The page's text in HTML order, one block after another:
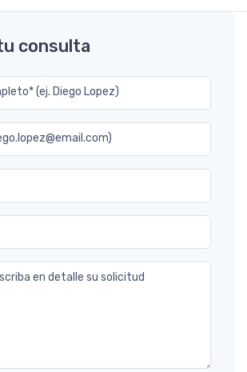
consulta
(ej. Diego Lopez)
en detalle su solicitud